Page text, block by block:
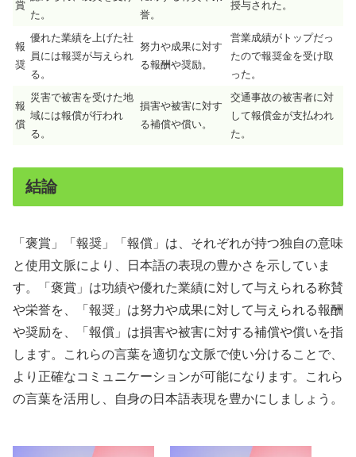
賞
た。
誉。
授与された。
報
奨
優れた業績を上げた社
員には報奨が与えられ
る。
努力や成果に対す
る報酬や奨励。
営業成績がトップだっ
たので報奨金を受け取
った。
報
償
災害で被害を受けた地
域には報償が行われ
る。
損害や被害に対す
る補償や償い。
交通事故の被害者に対
して報償金が支払われ
た。
結論
「褒賞」「報奨」「報償」は、それぞれが持つ独自の意味
と使用文脈により、日本語の表現の豊かさを示していま
す。「褒賞」は功績や優れた業績に対して与えられる称賛
や栄誉を、「報奨」は努力や成果に対して与えられる報酬
や奨励を、「報償」は損害や被害に対する補償や償いを指
します。これらの言葉を適切な文脈で使い分けることで、
より正確なコミュニケーションが可能になります。これら
の言葉を活用し、自身の日本語表現を豊かにしましょう。